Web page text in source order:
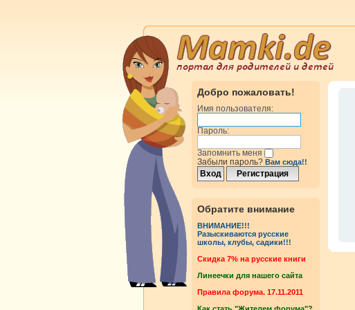
Добро пожаловать!
Имя пользователя:
Пароль:
Запомнить меня
Забыли пароль? Вам сюда!!
Обратите внимание
ВНИМАНИЕ!!!
Разыскиваются русские
школы, клубы, садики!!!
Cкидка 7% на русские книги
Линеечки для нашего сайта
Правила форума. 17.11.2011